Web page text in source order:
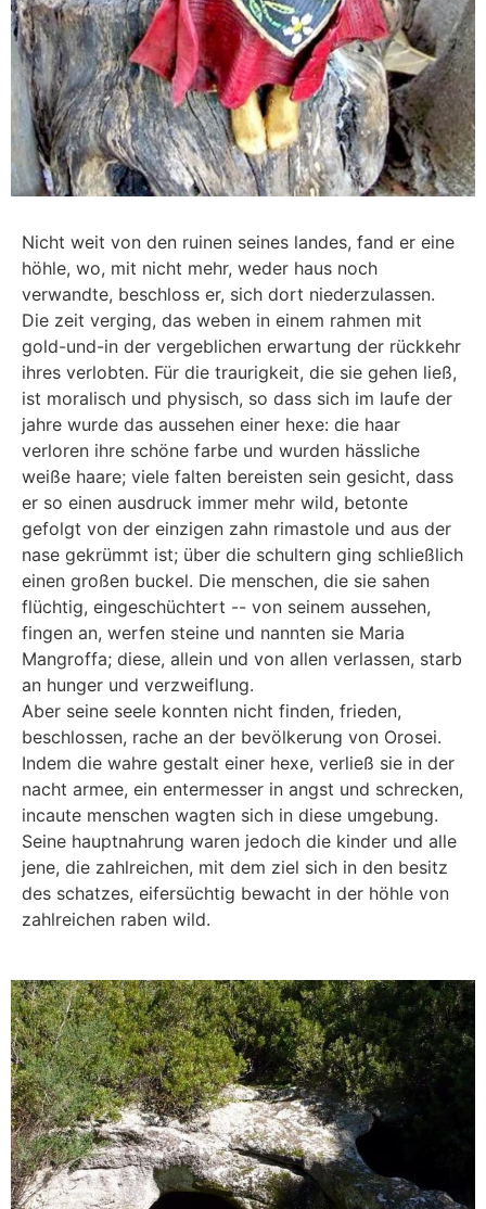
Nicht weit von den ruinen seines landes, fand er eine
höhle, wo, mit nicht mehr, weder haus noch
verwandte, beschloss er, sich dort niederzulassen.
Die zeit verging, das weben in einem rahmen mit
gold-und-in der vergeblichen erwartung der rückkehr
ihres verlobten. Für die traurigkeit, die sie gehen ließ,
ist moralisch und physisch, so dass sich im laufe der
jahre wurde das aussehen einer hexe: die haar
verloren ihre schöne farbe und wurden hässliche
weiße haare; viele falten bereisten sein gesicht, dass
er so einen ausdruck immer mehr wild, betonte
gefolgt von der einzigen zahn rimastole und aus der
nase gekrümmt ist; über die schultern ging schließlich
einen großen buckel. Die menschen, die sie sahen
flüchtig, eingeschüchtert -- von seinem aussehen,
fingen an, werfen steine und nannten sie Maria
Mangroffa; diese, allein und von allen verlassen, starb
an hunger und verzweiflung.
Aber seine seele konnten nicht finden, frieden,
beschlossen, rache an der bevölkerung von Orosei.
Indem die wahre gestalt einer hexe, verließ sie in der
nacht armee, ein entermesser in angst und schrecken,
incaute menschen wagten sich in diese umgebung.
Seine hauptnahrung waren jedoch die kinder und alle
jene, die zahlreichen, mit dem ziel sich in den besitz
des schatzes, eifersüchtig bewacht in der höhle von
zahlreichen raben wild.